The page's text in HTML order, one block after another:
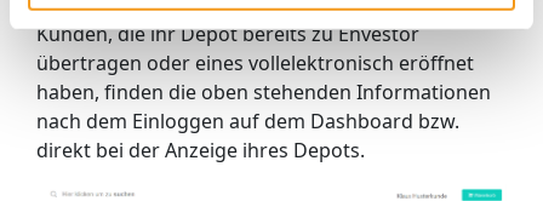
Kunden, die ihr Depot bereits zu Envestor
übertragen oder eines vollelektronisch eröffnet
haben, finden die oben stehenden Informationen
nach dem Einloggen auf dem Dashboard bzw.
direkt bei der Anzeige ihres Depots.